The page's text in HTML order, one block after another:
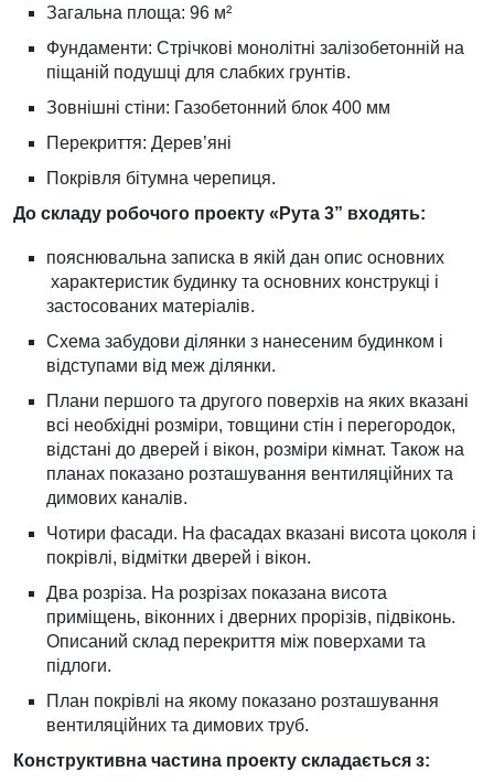
Загальна площа: 96 м²
Фундаменти: Стрічкові монолітні залізобетонній на
піщаній подушці для слабких грунтів.
Зовнішні стіни: Газобетонний блок 400 мм
Перекриття: Дерев’яні
Покрівля бітумна черепиця.
До складу робочого проекту «Рута 3” входять:
пояснювальна записка в якій дан опис основних
характеристик будинку та основних конструкці і
застосованих матеріалів.
Схема забудови ділянки з нанесеним будинком і
відступами від меж ділянки.
Плани першого та другого поверхів на яких вказані
всі необхідні розміри, товщини стін і перегородок,
відстані до дверей і вікон, розміри кімнат. Також на
планах показано розташування вентиляційних та
димових каналів.
Чотири фасади. На фасадах вказані висота цоколя і
покрівлі, відмітки дверей і вікон.
Два розріза. На розрізах показана висота
приміщень, віконних і дверних прорізів, підвіконь.
Описаний склад перекриття між поверхами та
підлоги.
План покрівлі на якому показано розташування
вентиляційних та димових труб.
Конструктивна частина проекту складається з: